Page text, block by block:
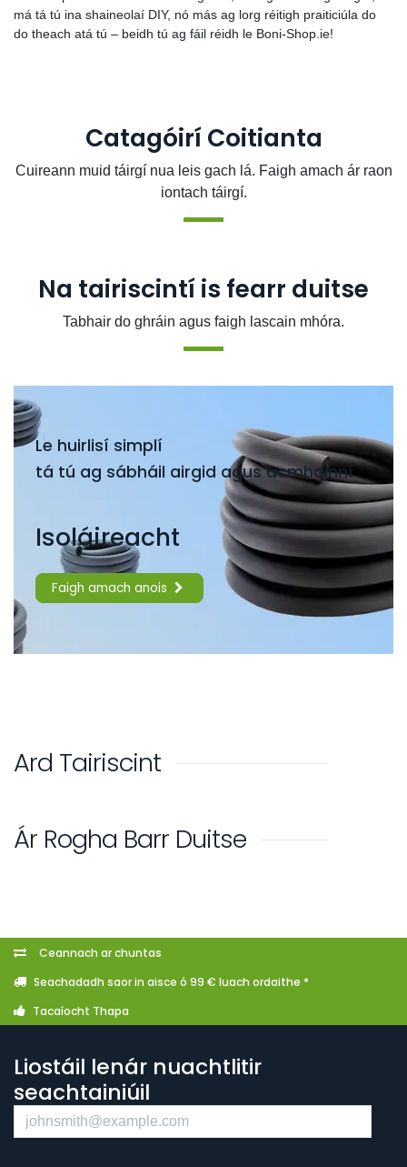
má tá tú ina shaineolaí DIY, nó más ag lorg réitigh praiticiúla do
do theach atá tú – beidh tú ag fáil réidh le Boni-Shop.ie!
Catagóirí Coitianta
Cuireann muid táirgí nua leis gach lá. Faigh amach ár raon
iontach táirgí.
Na tairiscintí is fearr duitse
Tabhair do ghráin agus faigh lascain mhóra.
Le huirlisí simplí
tá tú ag sábháil airgid agus acmhainní
Isoláireacht
Faigh amach anois
Ard Tairiscint
Ár Rogha Barr Duitse
Ceannach ar chuntas
Seachadadh saor in aisce ó 99 € luach ordaithe *
Tacaíocht Thapa
Liostáil lenár nuachtlitir
seachtainiúil